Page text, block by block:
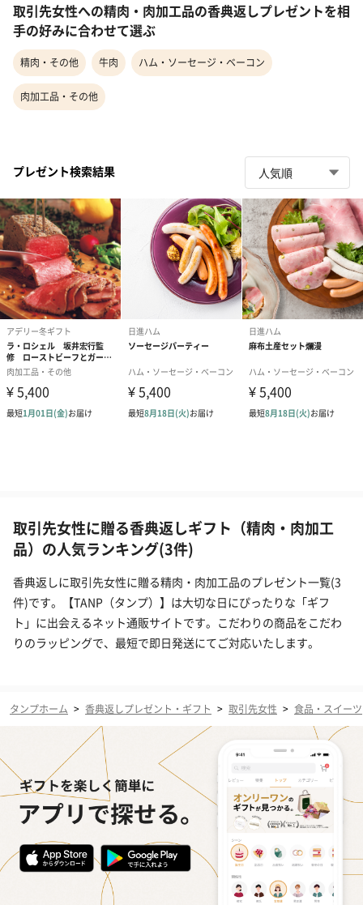
取引先女性への精肉・肉加工品の香典返しプレゼントを相
手の好みに合わせて選ぶ
精肉・その他 牛肉 ハム・ソーセージ・ベーコン
肉加工品・その他
プレゼント検索結果
取引先女性に贈る香典返しギフト（精肉・肉加工
品）の人気ランキング(3件)
香典返しに取引先女性に贈る精肉・肉加工品のプレゼント一覧(3
件)です。【TANP（タンプ）】は大切な日にぴったりな「ギフ
ト」に出会えるネット通販サイトです。こだわりの商品をこだわ
りのラッピングで、最短で即日発送にてご対応いたします。
タンプホーム > 香典返しプレゼント・ギフト > 取引先女性 > 食品・スイーツ